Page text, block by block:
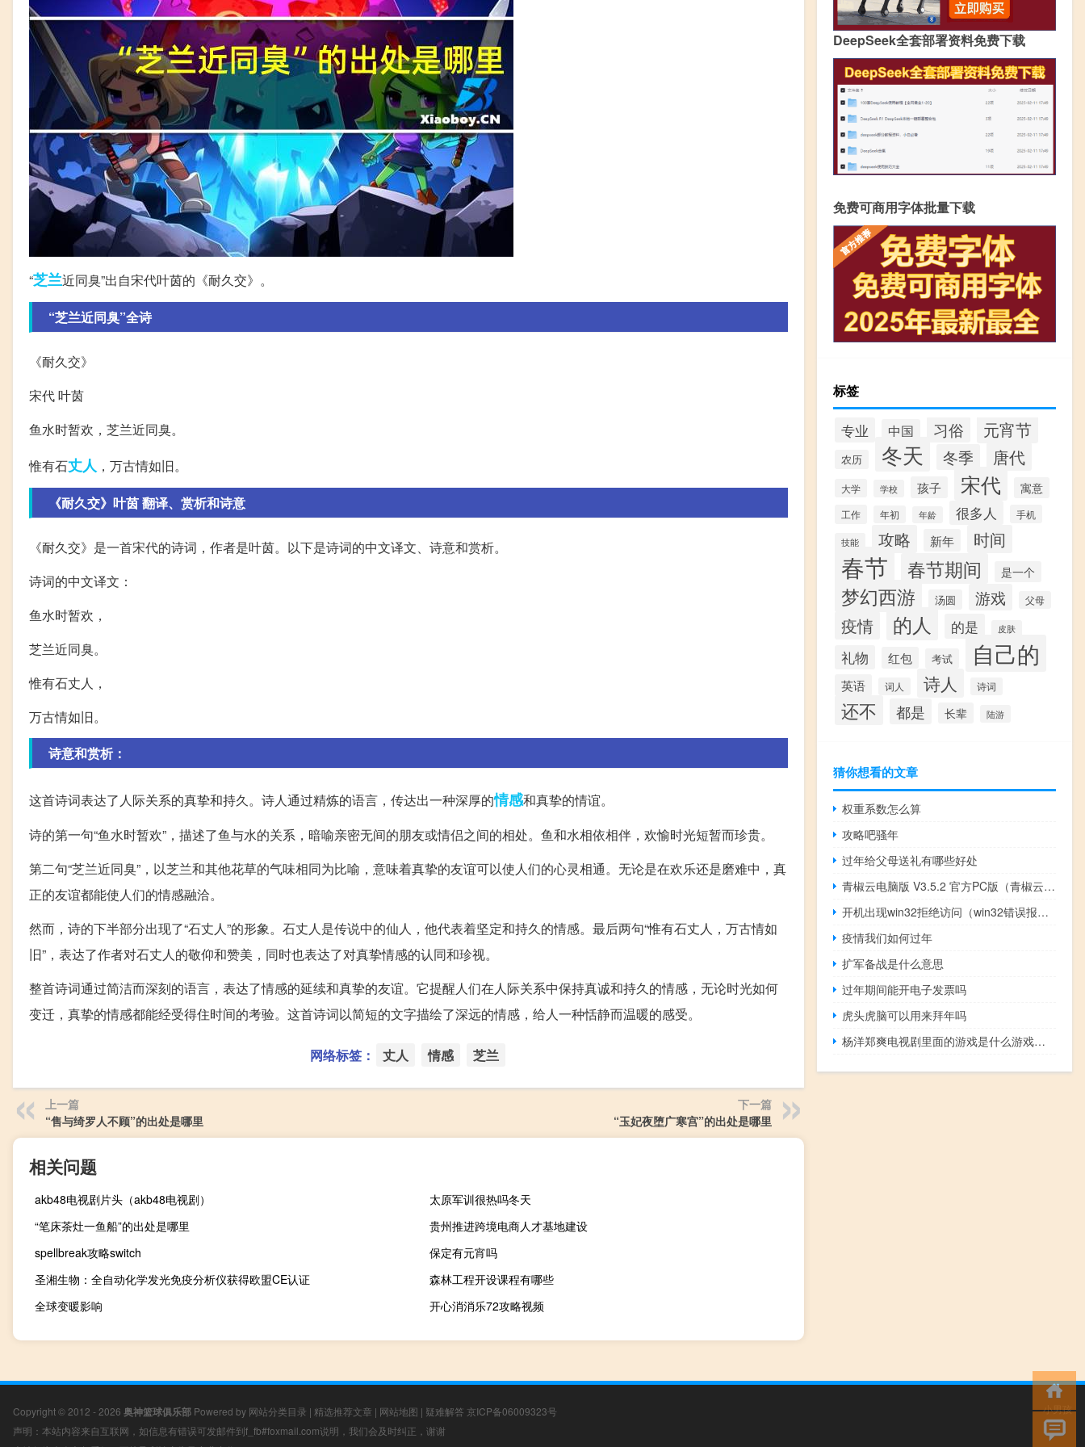
“芝兰近同臭”出自宋代叶茵的《耐久交》。
“芝兰近同臭”全诗
《耐久交》
宋代 叶茵
鱼水时暂欢，芝兰近同臭。
惟有石丈人 ，万古情如旧。
《耐久交》叶茵 翻译、赏析和诗意
《耐久交》是一首宋代的诗词，作者是叶茵。以下是诗词的中文译文、诗意和赏析。
诗词的中文译文：
鱼水时暂欢，
芝兰近同臭。
惟有石丈人，
万古情如旧。
诗意和赏析：
这首诗词表达了人际关系的真挚和持久。诗人通过精炼的语言，传达出一种深厚的情感和真挚的情谊。
诗的第一句“鱼水时暂欢”，描述了鱼与水的关系，暗喻亲密无间的朋友或情侣之间的相处。鱼和水相依相伴，欢愉时光短暂而珍贵。
第二句“芝兰近同臭”，以芝兰和其他花草的气味相同为比喻，意味着真挚的友谊可以使人们的心灵相通。无论是在欢乐还是磨难中，真
正的友谊都能使人们的情感融洽。
然而，诗的下半部分出现了“石丈人”的形象。石丈人是传说中的仙人，他代表着坚定和持久的情感。最后两句“惟有石丈人，万古情如
旧”，表达了作者对石丈人的敬仰和赞美，同时也表达了对真挚情感的认同和珍视。
整首诗词通过简洁而深刻的语言，表达了情感的延续和真挚的友谊。它提醒人们在人际关系中保持真诚和持久的情感，无论时光如何
变迁，真挚的情感都能经受得住时间的考验。这首诗词以简短的文字描绘了深远的情感，给人一种恬静而温暖的感受。
网络标签： 丈人 情感 芝兰
上一篇
“售与绮罗人不顾”的出处是哪里
下一篇
“玉妃夜堕广寒宫”的出处是哪里
相关问题
akb48电视剧片头（akb48电视剧）
太原军训很热吗冬天
“笔床茶灶一鱼船”的出处是哪里
贵州推进跨境电商人才基地建设
spellbreak攻略switch
保定有元宵吗
圣湘生物：全自动化学发光免疫分析仪获得欧盟CE认证
森林工程开设课程有哪些
全球变暖影响
开心消消乐72攻略视频
DeepSeek全套部署资料免费下载
免费可商用字体批量下载
标签
专业 中国 习俗 元宵节
农历 冬天 冬季 唐代
大学 学校 孩子 宋代 寓意
工作 年初 年龄 很多人 手机
技能 攻略 新年 时间
春节 春节期间 是一个
梦幻西游 汤圆 游戏 父母
疫情 的人 的是 皮肤
礼物 红包 考试 自己的
英语 词人 诗人 诗词
还不 都是 长辈 陆游
猜你想看的文章
权重系数怎么算
攻略吧骚年
过年给父母送礼有哪些好处
青椒云电脑版 V3.5.2 官方PC版（青椒云电脑版 V3.5.2 官方PC版功能简介）
开机出现win32拒绝访问（win32错误报告拒绝访问）
疫情我们如何过年
扩军备战是什么意思
过年期间能开电子发票吗
虎头虎脑可以用来拜年吗
杨洋郑爽电视剧里面的游戏是什么游戏（杨洋郑爽电视剧）
Copyright © 2012 - 2026 奥神篮球俱乐部 Powered by 网站分类目录 | 精选推荐文章 | 网站地图 | 疑难解答 京ICP备06009323号
声明：本站内容来自互联网，如信息有错误可发邮件到f_fb#foxmail.com说明，我们会及时纠正，谢谢
小男孩